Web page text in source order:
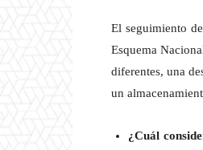
El seguimiento
Esquema
diferentes, una
un
¿Cuál